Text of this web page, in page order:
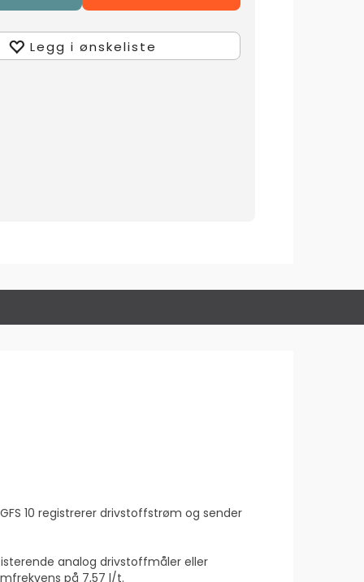
Legg i ønskeliste
10 registrerer drivstoffstrøm og sender
analog drivstoffmåler eller
på 7,57 l/t.